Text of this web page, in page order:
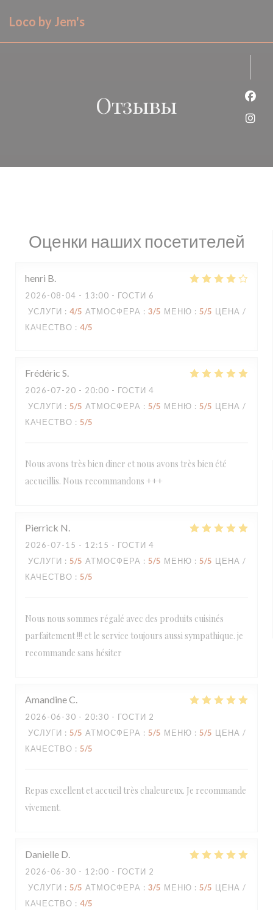
Loco by Jem's
Отзывы
Оценки наших посетителей
henri B
2026-08-04 - 13:00 - ГОСТИ 6
УСЛУГИ : 4/5 АТМОСФЕРА : 3/5 МЕНЮ : 5/5 ЦЕНА /
КАЧЕСТВО : 4/5
Frédéric S
2026-07-20 - 20:00 - ГОСТИ 4
УСЛУГИ : 5/5 АТМОСФЕРА : 5/5 МЕНЮ : 5/5 ЦЕНА /
КАЧЕСТВО : 5/5
Nous avons très bien diner et nous avons très bien été
accueillis. Nous recommandons +++
Pierrick N
2026-07-15 - 12:15 - ГОСТИ 4
УСЛУГИ : 5/5 АТМОСФЕРА : 5/5 МЕНЮ : 5/5 ЦЕНА /
КАЧЕСТВО : 5/5
Nous nous sommes régalé avec des produits cuisinés
parfaitement !!! et le service toujours aussi sympathique. je
recommande sans hésiter
AmandineC
2026-06-30 - 20:30 - ГОСТИ 2
УСЛУГИ : 5/5 АТМОСФЕРА : 5/5 МЕНЮ : 5/5 ЦЕНА /
КАЧЕСТВО : 5/5
Repas excellent et accueil très chaleureux. Je recommande
vivement.
Danielle D
2026-06-30 - 12:00 - ГОСТИ 2
УСЛУГИ : 5/5 АТМОСФЕРА : 3/5 МЕНЮ : 5/5 ЦЕНА /
КАЧЕСТВО : 4/5